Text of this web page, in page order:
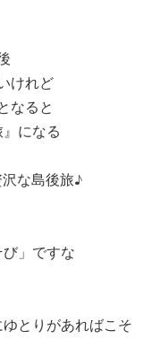
けれど
なると
になる
な島後旅♪
」ですな
とりがあればこそ